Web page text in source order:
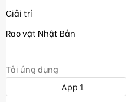
Giải trí
Rao vặt Nhật Bản
Tải ứng dụng
App 1